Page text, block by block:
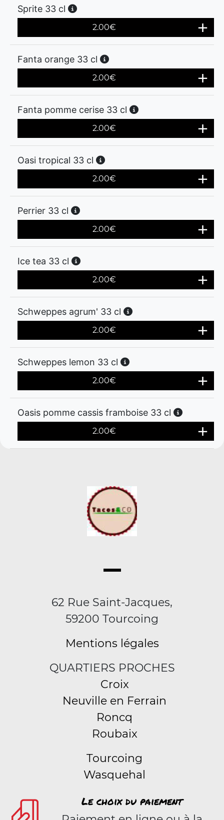
Sprite 33 cl
2.00€
Fanta orange 33 cl
2.00€
Fanta pomme cerise 33 cl
2.00€
Oasi tropical 33 cl
2.00€
Perrier 33 cl
2.00€
Ice tea 33 cl
2.00€
Schweppes agrum' 33 cl
2.00€
Schweppes lemon 33 cl
2.00€
Oasis pomme cassis framboise 33 cl
2.00€
62 Rue Saint-Jacques,
59200 Tourcoing
Mentions légales
QUARTIERS PROCHES
Croix
Neuville en Ferrain
Roncq
Roubaix
Tourcoing
Wasquehal
Le choix du paiement